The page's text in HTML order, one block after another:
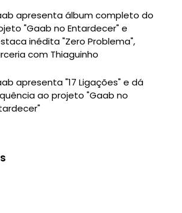
apresenta álbum completo do
"Gaab no Entardecer" e
inédita "Zero Problema",
com Thiaguinho
apresenta "17 Ligações" e dá
ao projeto "Gaab no